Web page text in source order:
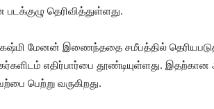
தெரிவித்துள்ளது.
மேனன் இணைந்ததை சமீபத்தில்
எதிர்பார்பை தூண்டியுள்ளது.
பெற்று வருகிறது.